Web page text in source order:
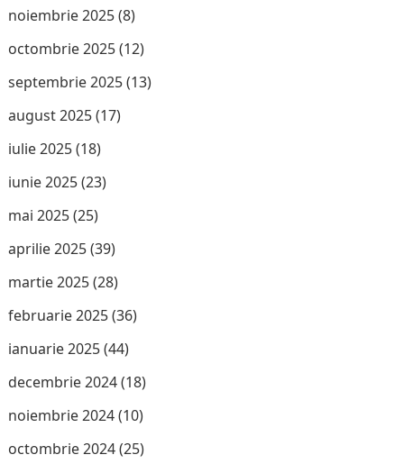
noiembrie 2025(8)
octombrie 2025(12)
septembrie 2025(13)
august 2025(17)
iulie 2025(18)
iunie 2025(23)
mai 2025(25)
aprilie 2025(39)
martie 2025(28)
februarie 2025(36)
ianuarie 2025(44)
decembrie 2024(18)
noiembrie 2024(10)
octombrie 2024(25)